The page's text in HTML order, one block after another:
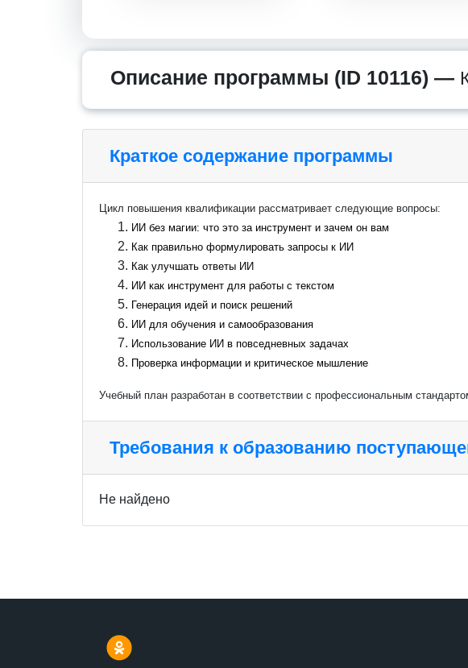
Описание программы (ID 10116) —
Краткое содержание программы
Цикл повышения квалификации рассматривает следующие вопросы:
ИИ без магии: что это за инструмент и зачем он вам
Как правильно формулировать запросы к ИИ
Как улучшать ответы ИИ
ИИ как инструмент для работы с текстом
Генерация идей и поиск решений
ИИ для обучения и самообразования
Использование ИИ в повседневных задачах
Проверка информации и критическое мышление
Учебный план разработан в соответствии с профессиональным
Требования к образованию
Не найдено